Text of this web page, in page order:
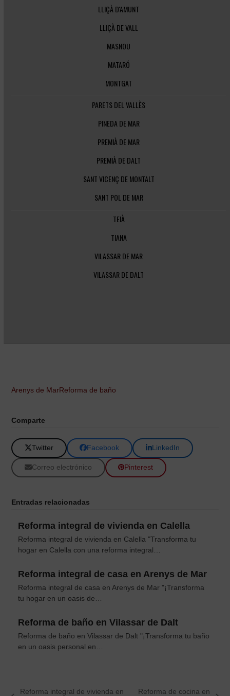
LLIÇÀ D'AMUNT
LLIÇÀ DE VALL
MASNOU
MATARÓ
MONTGAT
PARETS DEL VALLÈS
PINEDA DE MAR
PREMIÀ DE MAR
PREMIÀ DE DALT
SANT VICENÇ DE MONTALT
SANT POL DE MAR
TEIÀ
TIANA
VILASSAR DE MAR
VILASSAR DE DALT
Arenys de MarReforma de baño
Comparte
Twitter Facebook LinkedIn
Correo electrónico Pinterest
Entradas relacionadas
Reforma integral de vivienda en Calella
Reforma integral de vivienda en Calella "Transforma tu
hogar en Calella con una reforma integral…
Reforma integral de casa en Arenys de Mar
Reforma integral de casa en Arenys de Mar "¡Transforma
tu hogar en un oasis de…
Reforma de baño en Vilassar de Dalt
Reforma de baño en Vilassar de Dalt "¡Transforma tu baño
en un oasis personal en…
Reforma integral de vivienda en
Reforma de cocina en